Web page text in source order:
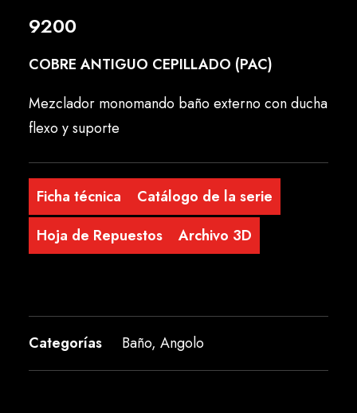
9200
COBRE ANTIGUO CEPILLADO (PAC)
Mezclador monomando baño externo con ducha
flexo y suporte
Ficha técnica
Catálogo de la serie
Hoja de Repuestos
Archivo 3D
Categorías Baño, Angolo